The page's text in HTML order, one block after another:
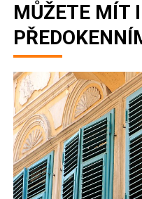
MŮŽETE MÍT